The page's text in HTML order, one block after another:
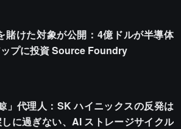
賭けた対象が公開：4億ドルが半導体
プに投資 Source Foundry
」代理人：SK ハイニックスの反発は
に過ぎない、AI ストレージサイクル